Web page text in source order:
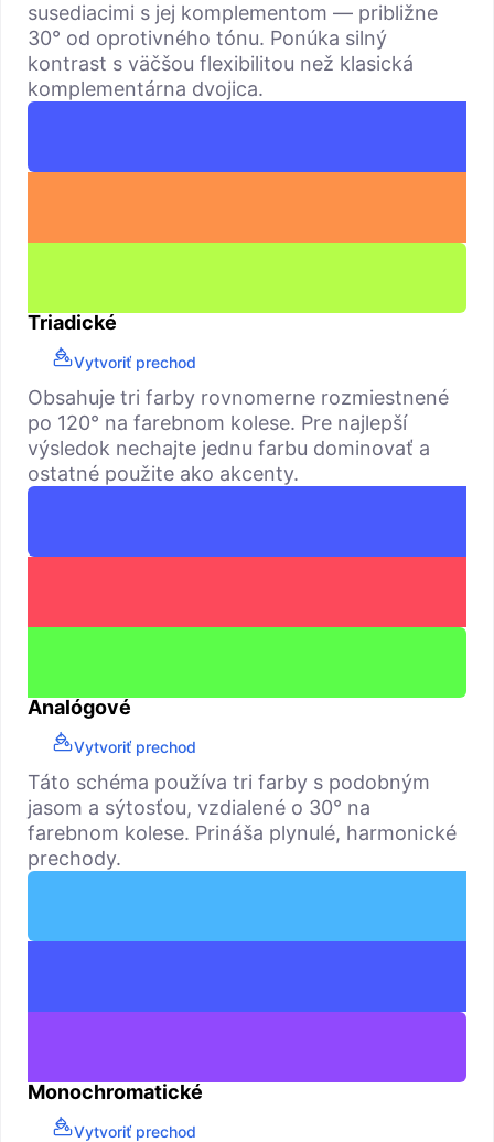
susediacimi s jej komplementom — približne
30° od oprotivného tónu. Ponúka silný
kontrast s väčšou flexibilitou než klasická
komplementárna dvojica.
Triadické
Vytvoriť prechod
Obsahuje tri farby rovnomerne rozmiestnené
po 120° na farebnom kolese. Pre najlepší
výsledok nechajte jednu farbu dominovať a
ostatné použite ako akcenty.
Analógové
Vytvoriť prechod
Táto schéma používa tri farby s podobným
jasom a sýtosťou, vzdialené o 30° na
farebnom kolese. Prináša plynulé, harmonické
prechody.
Monochromatické
Vytvoriť prechod